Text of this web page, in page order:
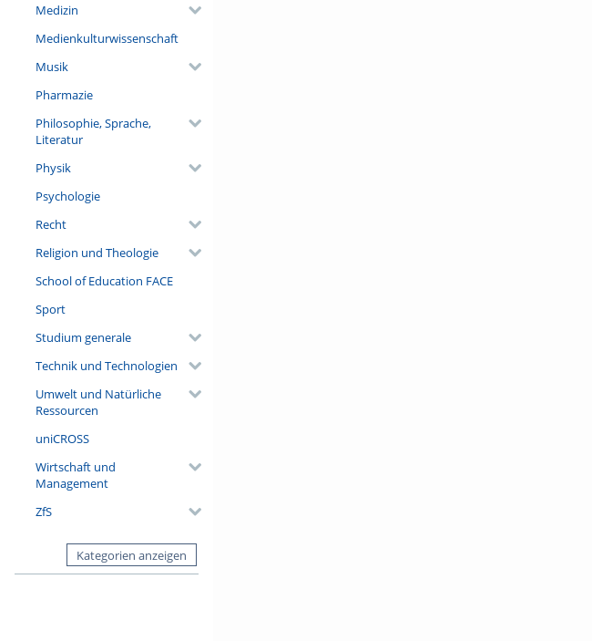
Medizin
Medienkulturwissenschaft
Musik
Pharmazie
Philosophie, Sprache,
Literatur
Physik
Psychologie
Recht
Religion und Theologie
School of Education FACE
Sport
Studium generale
Technik und Technologien
Umwelt und Natürliche
Ressourcen
uniCROSS
Wirtschaft und
Management
ZfS
Kategorien anzeigen